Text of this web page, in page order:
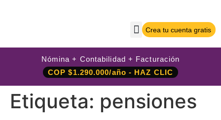
Crea tu cuenta gratis
Nómina + Contabilidad + Facturación
COP $1.290.000/año - HAZ CLIC
Etiqueta: pensiones